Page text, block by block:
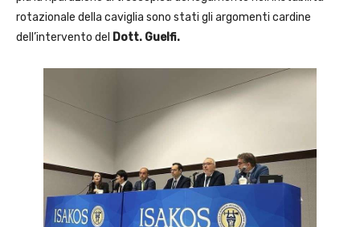
rotazionale della caviglia sono stati gli argomenti cardine
dell’intervento del Dott. Guelfi.